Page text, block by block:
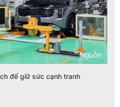
để giữ sức cạnh tranh